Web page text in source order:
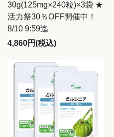
30g(125mg×240粒)×3袋 ★
活力祭30％OFF開催中！
8/10 9:59迄
4,860円(税込)